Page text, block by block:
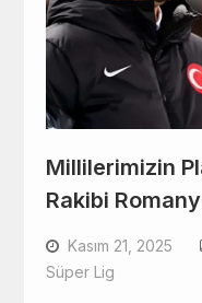
Millilerimizin
Rakibi
Kasım 21, 2025
Süper Lig